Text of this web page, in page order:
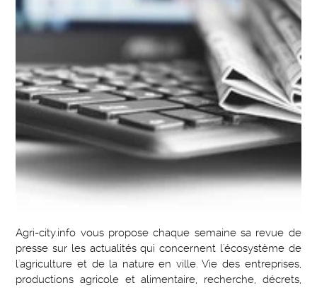
Agri-city.info vous propose chaque semaine sa revue de
presse sur les actualités qui concernent l'écosystème de
l'agriculture et de la nature en ville. Vie des entreprises,
productions agricole et alimentaire, recherche, décrets,